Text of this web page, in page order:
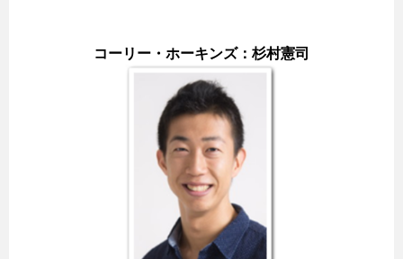
コーリー・ホーキンズ：杉村憲司